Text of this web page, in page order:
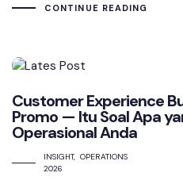
CONTINUE READING
Customer Experience
Promo — Itu Soal Apa
Operasional Anda
INSIGHT
OPERATIONS
2026